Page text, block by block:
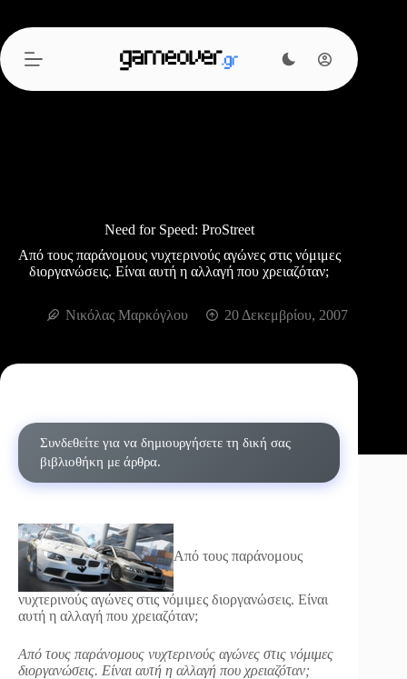
περιεχόμενο
Need for Speed: ProStreet
Από τους παράνομους νυχτερινούς αγώνες στις νόμιμες
διοργανώσεις. Είναι αυτή η αλλαγή που χρειαζόταν;
Νικόλας Μαρκόγλου 20 Δεκεμβρίου, 2007
Συνδεθείτε για να δημιουργήσετε τη δική σας
βιβλιοθήκη με άρθρα.
Από τους παράνομους
νυχτερινούς αγώνες στις νόμιμες διοργανώσεις. Είναι
αυτή η αλλαγή που χρειαζόταν;
Από τους παράνομους νυχτερινούς αγώνες στις νόμιμες
διοργανώσεις. Είναι αυτή η αλλαγή που χρειαζόταν;